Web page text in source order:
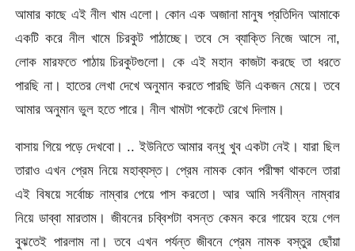
আমার কাছে এই নীল খাম এলো। কোন এক অজানা মানুষ প্রতিদিন আমাকে
একটি করে নীল খামে চিরকুট পাঠাচ্ছে। তবে সে ব্যাক্তি নিজে আসে না,
লোক মারফতে পাঠায় চিরকুটগুলো। কে এই মহান কাজটা করছে তা ধরতে
পারছি না। হাতের লেখা দেখে অনুমান করতে পারছি উনি একজন মেয়ে। তবে
আমার অনুমান ভুল হতে পারে। নীল খামটা পকেটে রেখে দিলাম।
বাসায় গিয়ে পড়ে দেখবো। .. ইউনিতে আমার বন্ধু খুব একটা নেই। যারা ছিল
তারাও এখন প্রেম নিয়ে মহাব্যস্ত। প্রেম নামক কোন পরীক্ষা থাকলে তারা
এই বিষয়ে সর্বোচ্চ নাম্বার পেয়ে পাস করতো। আর আমি সর্বনীম্ন নাম্বার
নিয়ে ডাব্বা মারতাম। জীবনের চব্বিশটা বসন্ত কেমন করে গায়েব হয়ে গেল
বুঝতেই পারলাম না। তবে এখন পর্যন্ত জীবনে প্রেম নামক বস্তুর ছোঁয়া